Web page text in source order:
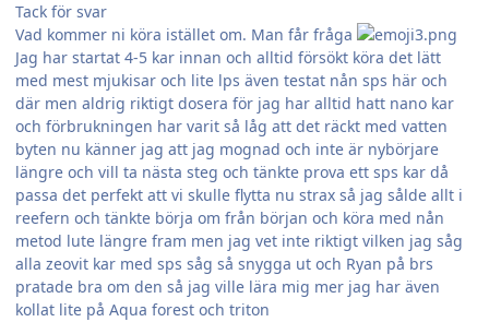
Tack för svar
Vad kommer ni köra istället om. Man får fråga
Jag har startat 4-5 kar innan och alltid försökt köra det lätt
med mest mjukisar och lite lps även testat nån sps här och
där men aldrig riktigt dosera för jag har alltid hatt nano kar
och förbrukningen har varit så låg att det räckt med vatten
byten nu känner jag att jag mognad och inte är nybörjare
längre och vill ta nästa steg och tänkte prova ett sps kar då
passa det perfekt att vi skulle flytta nu strax så jag sålde allt i
reefern och tänkte börja om från början och köra med nån
metod lute längre fram men jag vet inte riktigt vilken jag såg
alla zeovit kar med sps såg så snygga ut och Ryan på brs
pratade bra om den så jag ville lära mig mer jag har även
kollat lite på Aqua forest och triton